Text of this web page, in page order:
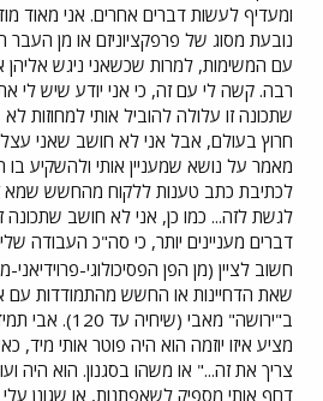
ומעדיף לעשות דברים אחרים. אני מאוד
נובעת מסוג של פרפקציוניזם או מן העבר
עם המשימות, למרות שכשאני ניגש
רבה. קשה לי עם זה, כי אני יודע שיש לי
שתכונה זו עלולה להוביל אותי למחוזות
חרוץ בעולם, אבל אני לא חושב שאני
מאמר על נושא שמעניין אותי ולהשקיע
לכתיבת כתב טענות ללקוח מהחשש שמא
לגשת לזה... כמו כן, אני לא חושב שתכונה
דברים מעניינים יותר, כי סה"כ העבודה
חשוב לציין (מן הפן הפסיכולוגי-
שאת הדחיינות או החשש מהתמודדות עם
ב"ירושה" מאבי
מציע איזו יוזמה הוא היה פוטר אותי מיד,
צריך את זה..." או משהו בסגנון. הוא היה
דחף אותי מספיק לשאפתנות, או שגונן